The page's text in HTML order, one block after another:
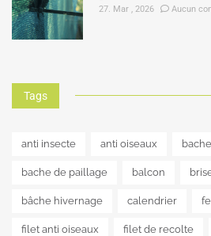
27. Mar , 2026 Aucun
Tags
anti insecte anti oiseaux
bache de paillage balcon
bâche hivernage calendrier
filet anti oiseaux filet de recolte